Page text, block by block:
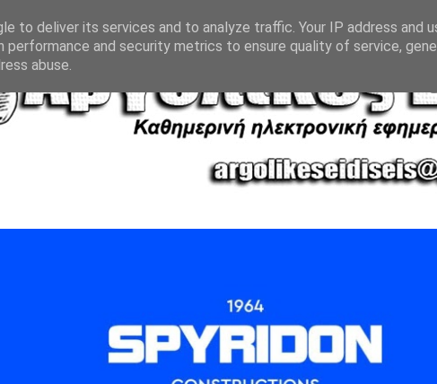
to deliver its services and to analyze traffic. Your IP address and
performance and security metrics to ensure quality of service,
abuse.